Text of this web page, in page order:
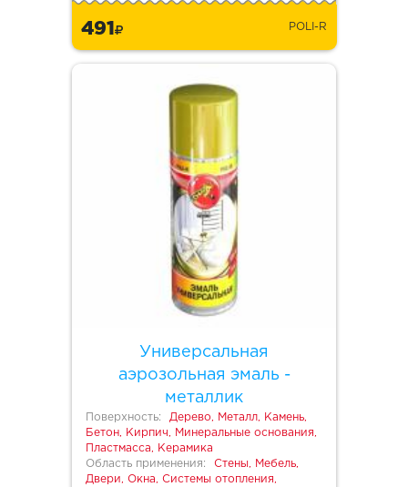
491 POLI-R
Универсальная
аэрозольная эмаль -
металлик
Поверхность:
Дерево, Металл, Камень,
Бетон, Кирпич, Минеральные основания,
Пластмасса, Керамика
Область применения:
Стены, Мебель,
Двери, Окна, Системы отопления,